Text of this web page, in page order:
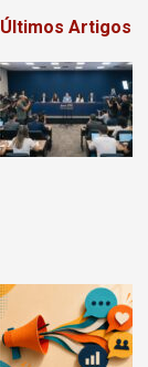
Últimos Artigos